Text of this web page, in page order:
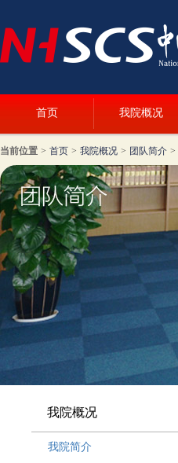
首页 我院概况
当前位置 > 首页 > 我院概况 > 团队简介 >
我院概况
我院简介